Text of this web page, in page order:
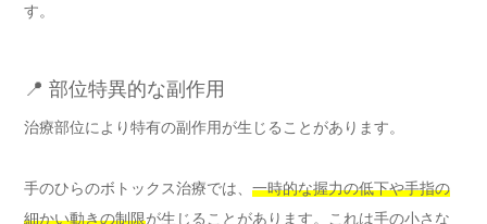
す。
📍 部位特異的な副作用
治療部位により特有の副作用が生じることがあります。
手のひらのボトックス治療では、 一時的な握力の低下や手指の
細かい動きの制限が生じることがあります。これは手の小さな